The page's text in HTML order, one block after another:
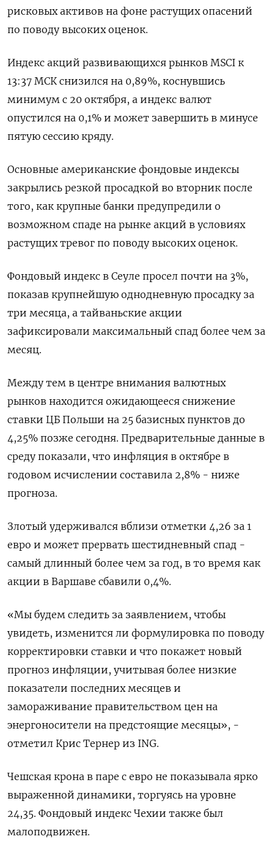
рисковых активов на фоне растущих опасений
по поводу высоких оценок.
Индекс акций развивающихся рынков MSCI к
13:37 МСК снизился на 0,89%, коснувшись
минимум с 20 октября, а индекс валют
опустился на 0,1% и может завершить в минусе
пятую сессию кряду.
Основные американские фондовые индексы
закрылись резкой просадкой во вторник после
того, как крупные банки предупредили о
возможном спаде на рынке акций в условиях
растущих тревог по поводу высоких оценок.
Фондовый индекс в Сеуле просел почти на 3%,
показав крупнейшую однодневную просадку за
три месяца, а тайваньские акции
зафиксировали максимальный спад более чем за
месяц.
Между тем в центре внимания валютных
рынков находится ожидающееся снижение
ставки ЦБ Польши на 25 базисных пунктов до
4,25% позже сегодня. Предварительные данные в
среду показали, что инфляция в октябре в
годовом исчислении составила 2,8% - ниже
прогноза.
Злотый удерживался вблизи отметки 4,26 за 1
евро и может прервать шестидневный спад -
самый длинный более чем за год, в то время как
акции в Варшаве сбавили 0,4%.
«Мы будем следить за заявлением, чтобы
увидеть, изменится ли формулировка по поводу
корректировки ставки и что покажет новый
прогноз инфляции, учитывая более низкие
показатели последних месяцев и
замораживание правительством цен на
энергоносители на предстоящие месяцы», -
отметил Крис Тернер из ING.
Чешская крона в паре с евро не показывала ярко
выраженной динамики, торгуясь на уровне
24,35. Фондовый индекс Чехии также был
малоподвижен.